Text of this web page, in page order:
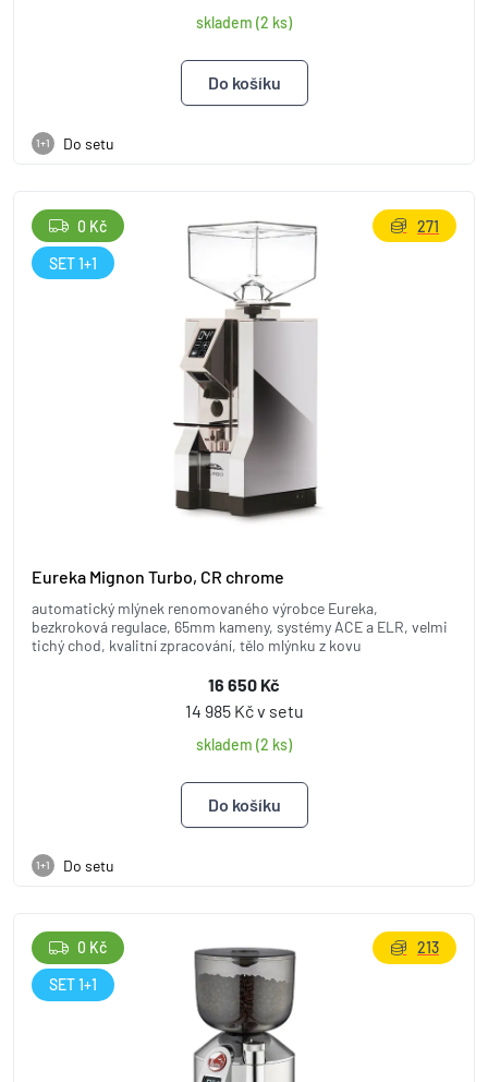
skladem (2 ks)
1+1 Do setu
Eureka Mignon Turbo, CR chrome
automatický mlýnek renomovaného výrobce Eureka,
bezkroková regulace, 65mm kameny, systémy ACE a ELR, velmi
tichý chod, kvalitní zpracování, tělo mlýnku z kovu
16 650 Kč
14 985 Kč v setu
skladem (2 ks)
1+1 Do setu
0 Kč
SET 1+1
271
0 Kč
SET 1+1
213